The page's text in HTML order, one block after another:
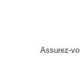
Assurez-